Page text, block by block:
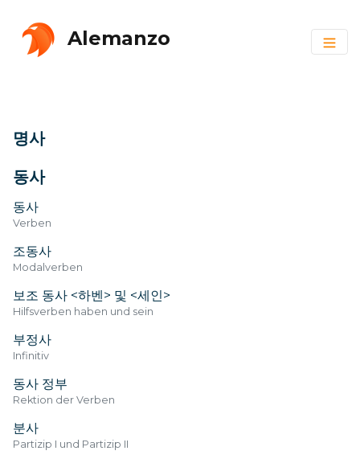
Alemanzo
명사
동사
동사
Verben
조동사
Modalverben
보조 동사 <하벤> 및 <세인>
Hilfsverben haben und sein
부정사
Infinitiv
동사 정부
Rektion der Verben
분사
Partizip I und Partizip II